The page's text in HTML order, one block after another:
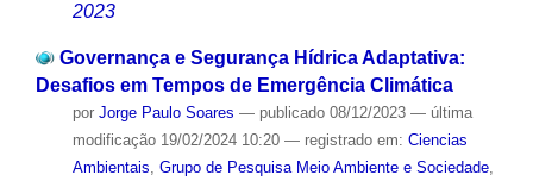
2023
Governança e Segurança Hídrica Adaptativa:
Desafios em Tempos de Emergência Climática
por Jorge Paulo Soares — publicado08/12/2023 — última
modificação19/02/2024 10:20 — registrado em: Ciencias
Ambientais, Grupo de Pesquisa Meio Ambiente e Sociedade,